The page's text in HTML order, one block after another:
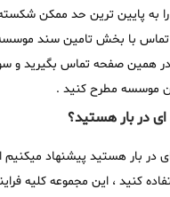
را به پایین ترین حد ممکن
تماس با بخش تامین سند موسسه
همین صفحه تماس بگیرید و
موسسه مطرح کنید .
ای در بار هستید؟
در بار هستید پیشنهاد
کنید ، این مجموعه کلیه